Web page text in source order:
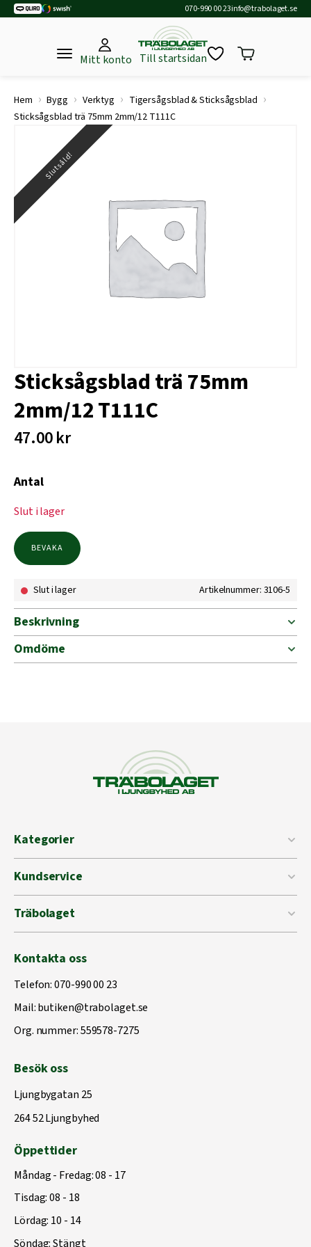
070-990 00 23info@trabolaget.se
Mitt konto Till startsidan
Hem › Bygg › Verktyg › Tigersågsblad & Sticksågsblad ›
Sticksågsblad trä 75mm 2mm/12 T111C
Slutsåld!
Sticksågsblad trä 75mm
2mm/12 T111C
47.00kr
Antal
Slut i lager
BEVAKA
Slut i lager Artikelnummer: 3106-5
Beskrivning
Omdöme
Kategorier
Kundservice
Träbolaget
Kontakta oss
Telefon:070-990 00 23
Mail:butiken@trabolaget.se
Org. nummer: 559578-7275
Besök oss
Ljungbygatan 25
264 52 Ljungbyhed
Öppettider
Måndag - Fredag: 08 - 17
Tisdag: 08 - 18
Lördag: 10 - 14
Söndag: Stängt